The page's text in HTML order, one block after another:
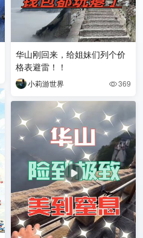
华山刚回来，给姐妹们列个价
格表避雷！！
小莉游世界 369